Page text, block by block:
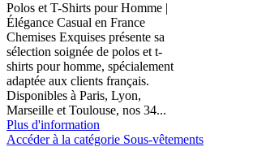
Polos et T-Shirts pour Homme |
Élégance Casual en France
Chemises Exquises présente sa
sélection soignée de polos et t-
shirts pour homme, spécialement
adaptée aux clients français.
Disponibles à Paris, Lyon,
Marseille et Toulouse, nos 34...
Plus d'information
Accéder à la catégorie Sous-vêtements